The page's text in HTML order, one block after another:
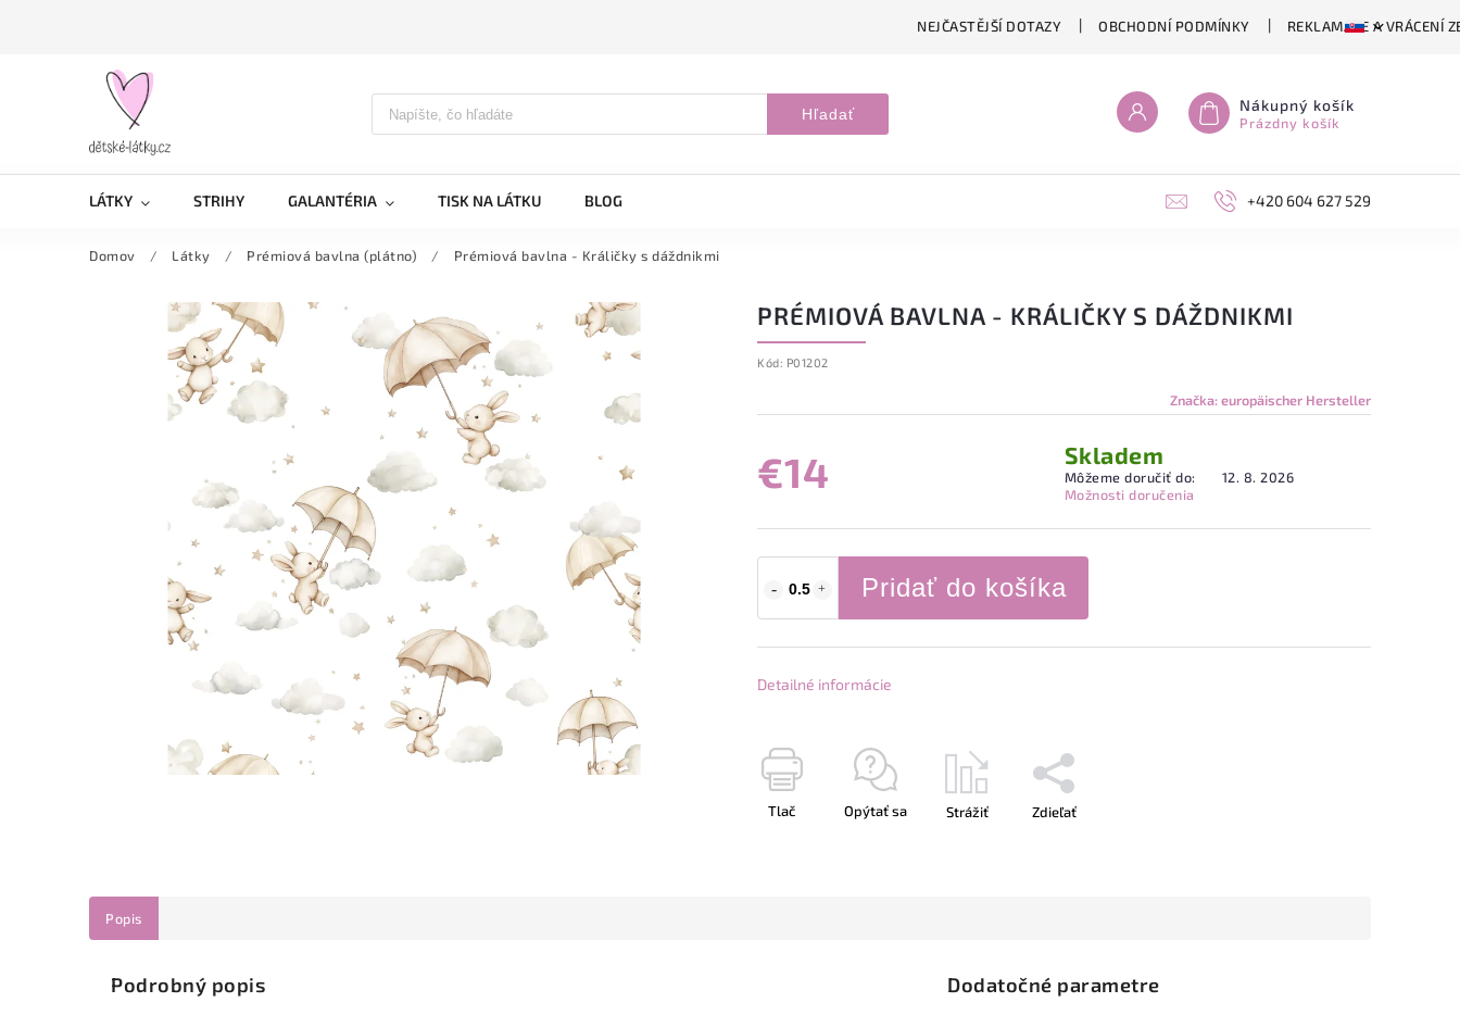
NEJČASTĚJŠÍ DOTAZY OBCHODNÍ PODMÍNKY REKLAMACE A VRÁCENÍ
Hľadať Nákupný košík
Prázdny košík
LÁTKY STRIHY GALANTÉRIA TISK NA LÁTKU BLOG +420 604 627 529
Domov / Látky / Prémiová bavlna (plátno) / Prémiová bavlna - Králičky s dáždnikmi
PRÉMIOVÁ BAVLNA - KRÁLIČKY S DÁŽDNIKMI
Kód: P01202
Značka:europäischer Hersteller
€14 Skladem
Môžeme doručiť do:
12. 8. 2026
Možnosti doručenia
Pridať do košíka
Detailné informácie
Tlač Opýtať sa Strážiť Zdieľať
Popis
Podrobný popis Dodatočné parametre